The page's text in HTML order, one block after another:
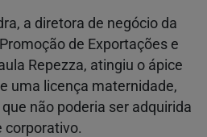
a diretora de negócio da
de Exportações e
Repezza, atingiu o ápice
uma licença maternidade,
não poderia ser adquirida
corporativo.